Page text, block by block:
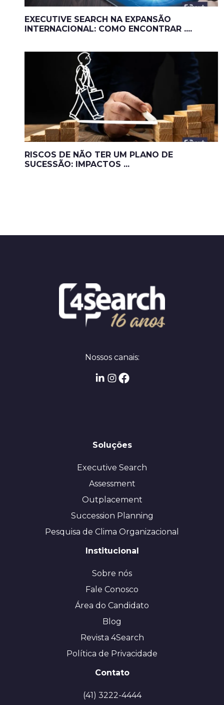
EXECUTIVE SEARCH NA EXPANSÃO
INTERNACIONAL: COMO ENCONTRAR ....
RISCOS DE NÃO TER UM PLANO DE
SUCESSÃO: IMPACTOS ...
Nossos canais:
Soluções
Executive Search
Assessment
Outplacement
Succession Planning
Pesquisa de Clima Organizacional
Institucional
Sobre nós
Fale Conosco
Área do Candidato
Blog
Revista 4Search
Política de Privacidade
Contato
(41) 3222-4444